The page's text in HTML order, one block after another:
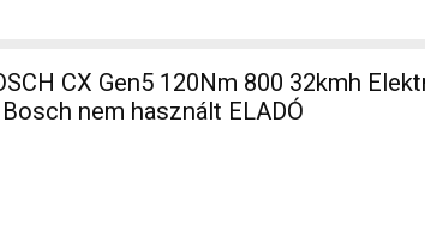
CX Gen5 120Nm 800 32kmh
nem használt ELADÓ